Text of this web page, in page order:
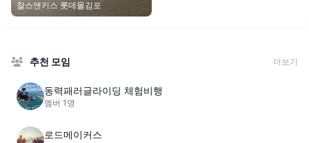
찰스앤키스 롯데몰김포
추천 모임 더보기
동력패러글라이딩 체험비행
멤버 1명
로드메이커스